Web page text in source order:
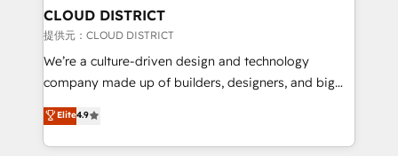
inbound and loop marketing, content, and digital
creativity. Our multicultural team works in Spanish,
Portuguese, and English to design scalable strategies
that drive measurable growth. 🌎 Highlights: • 10+
Platform Migration Excellence. • Top 3 Partner of the
Year LATAM 2022, 2023, 2024, 2025. • Partner of the
CLOUD DISTRICT
提供元：CLOUD DISTRICT
We’re a culture-driven design and technology
company made up of builders, designers, and big
thinkers. We blend strategy, design, and
development—always fueled by curiosity—to turn
ideas, opportunities, and challenges into meaningful
Elite4.9